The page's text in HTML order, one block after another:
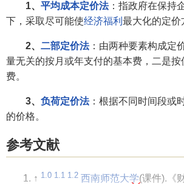
1、 平均成本定价法：指政府在保持
下，采取尽可能使经济福利 最大化的定价
2、 二部定价法：由两种要素构成定
量无关的按月或年支付的基本费，二是
费。
3、 负荷定价法：根据不同时间段或
的价格。
参考文献
↑ 1.0 1.1 1.2 西南师范大学(课件).《